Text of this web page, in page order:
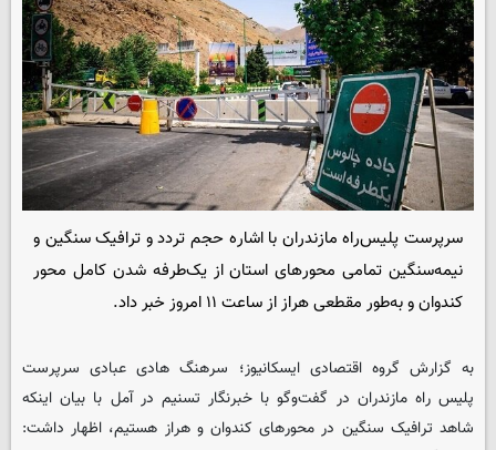
سرپرست پلیس‌راه مازندران با اشاره حجم تردد و ترافیک سنگین و
نیمه‌سنگین تمامی محورهای استان از یک‌طرفه شدن کامل محور
کندوان و به‌طور مقطعی هراز از ساعت ۱۱ امروز خبر داد.
به گزارش گروه اقتصادیایسکانیوز؛ سرهنگ‌ هادی عبادی سرپرست
پلیس راه مازندران در گفت‌وگو با خبرنگار تسنیم در آمل با بیان اینکه
شاهد ترافیک سنگین در محورهای کندوان و هراز هستیم، اظهار داشت: